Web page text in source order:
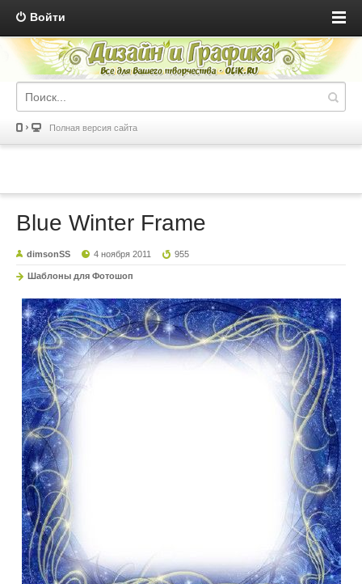
Войти
Полная версия сайта
Blue Winter Frame
dimsonSS 4 ноября 2011 955
Шаблоны для Фотошоп